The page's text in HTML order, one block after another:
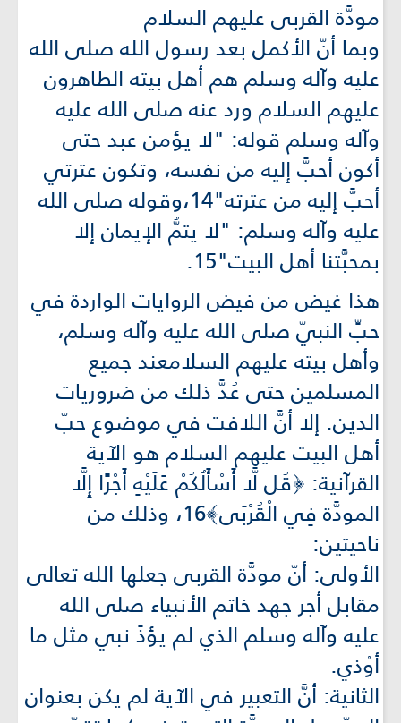
مودَّة القربى عليهم السلام
وبما أنّ الأكمل بعد رسول الله صلى الله
عليه وآله وسلم هم أهل بيته الطاهرون
عليهم السلام ورد عنه صلى الله عليه
وآله وسلم قوله: "لا يؤمن عبد حتى
أكون أحبَّ إليه من نفسه، وتكون عترتي
أحبَّ إليه من عترته"14،وقوله صلى الله
عليه وآله وسلم: "لا يتمُّ الإيمان إلا
بمحبَّتنا أهل البيت"15.
هذا غيض من فيض الروايات الواردة في
حبِّ النبيّ صلى الله عليه وآله وسلم،
وأهل بيته عليهم السلامعند جميع
المسلمين حتى عُدَّ ذلك من ضروريات
الدين. إلا أنَّ اللافت في موضوع حبّ
أهل البيت عليهم السلام هو الآية
القرآنية: ﴿قُل لَّا أَسْأَلُكُمْ عَلَيْهِ أَجْرًا إِلَّا
المودَّة فِي الْقُرْبَى﴾16، وذلك من
ناحيتين:
الأولى: أنّ مودَّة القربى جعلها الله تعالى
مقابل أجر جهد خاتم الأنبياء صلى الله
عليه وآله وسلم الذي لم يؤذَ نبي مثل ما
أوُذي.
الثانية: أنَّ التعبير في الآية لم يكن بعنوان